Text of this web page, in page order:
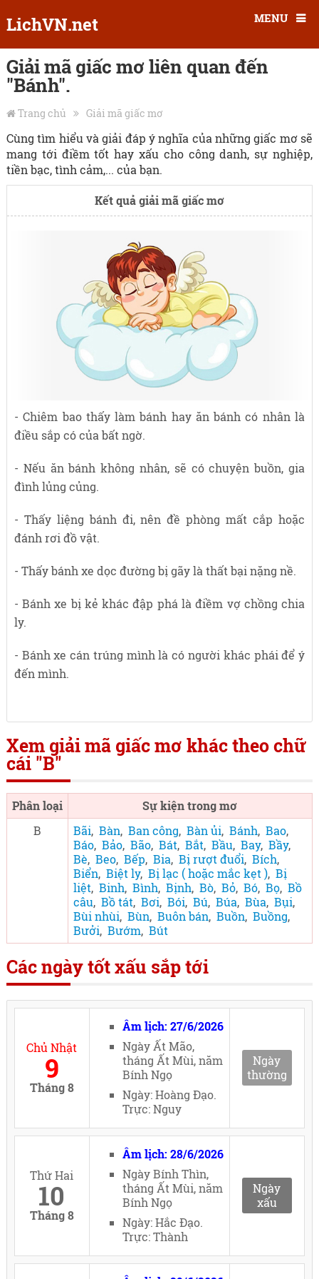
LichVN.net MENU
Giải mã giấc mơ liên quan đến
"Bánh".
Trang chủ Giải mã giấc mơ
Cùng tìm hiểu và giải đáp ý nghĩa của những giấc mơ sẽ
mang tới điềm tốt hay xấu cho công danh, sự nghiệp,
tiền bạc, tình cảm,... của bạn.
Kết quả giải mã giấc mơ
- Chiêm bao thấy làm bánh hay ăn bánh có nhân là
điều sắp có của bất ngờ.
- Nếu ăn bánh không nhân, sẽ có chuyện buồn, gia
đình lủng củng.
- Thấy liệng bánh đi, nên đề phòng mất cắp hoặc
đánh rơi đồ vật.
- Thấy bánh xe dọc đường bị gãy là thất bại nặng nề.
- Bánh xe bị kẻ khác đập phá là điềm vợ chồng chia
ly.
- Bánh xe cán trúng mình là có người khác phái để ý
đến mình.
Xem giải mã giấc mơ khác theo chữ
cái "B"
Phân loại
Sự kiện trong mơ
B
Bãi, Bàn, Ban công, Bàn ủi, Bánh, Bao,
Báo, Bảo, Bão, Bát, Bắt, Bầu, Bay, Bầy,
Bè, Beo, Bếp, Bia, Bị rượt đuổi, Bích,
Biển, Biệt ly, Bị lạc ( hoặc mắc kẹt ), Bị
liệt, Binh, Bình, Bịnh, Bò, Bỏ, Bó, Bọ, Bồ
câu, Bồ tát, Bơi, Bói, Bú, Búa, Bùa, Bụi,
Bùi nhùi, Bùn, Buôn bán, Buồn, Buồng,
Bưởi, Bướm, Bút
Các ngày tốt xấu sắp tới
Chủ Nhật
9
Tháng 8
Âm lịch: 27/6/2026
Ngày Ất Mão,
tháng Ất Mùi, năm
Bính Ngọ
Ngày: Hoàng Đạo.
Trực: Nguy
Ngày
thường
Thứ Hai
10
Tháng 8
Âm lịch: 28/6/2026
Ngày Bính Thìn,
tháng Ất Mùi, năm
Bính Ngọ
Ngày: Hắc Đạo.
Trực: Thành
Ngày
xấu